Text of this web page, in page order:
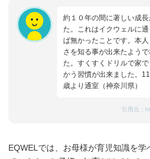
約１０年の間に著しい成
た。これはイクウェルに
ば無かったことです。本
さを知る事が出来たよう
た。すくすくドリルで家
かう習慣が出来ました。
歳より通室（神奈川県）
引用元：
EQWELでは、お母様が育児知識を